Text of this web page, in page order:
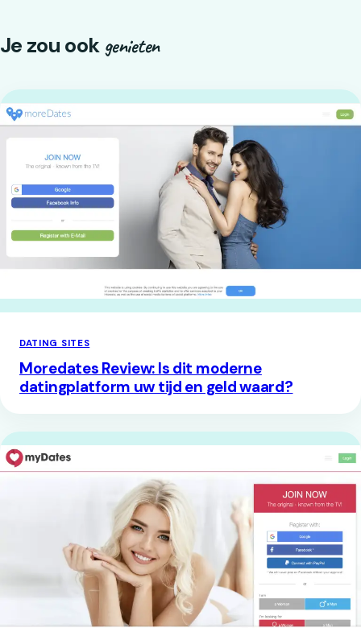
Je zou ook genieten
DATING SITES
Moredates Review: Is dit moderne
datingplatform uw tijd en geld waard?